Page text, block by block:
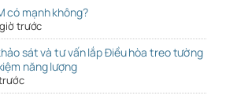
có mạnh không?
trước
sát và tư vấn lắp Điều hòa treo tường
năng lượng